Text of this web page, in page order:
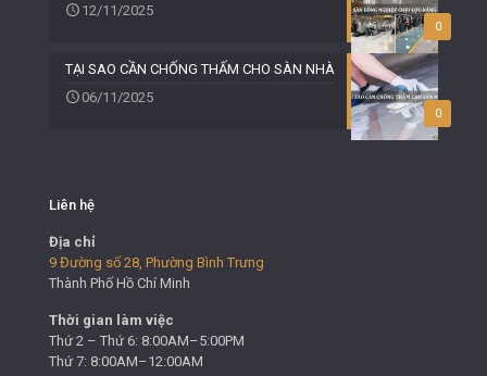
0
12/11/2025
0
TẠI SAO CẦN CHỐNG THẤM CHO SÀN NHÀ
06/11/2025
Liên hệ
Địa chỉ
9 Đường số 28, Phường Bình Trưng
Thành Phố Hồ Chí Minh
Thời gian làm việc
Thứ 2 – Thứ 6: 8:00AM–5:00PM
Thứ 7: 8:00AM–12:00AM